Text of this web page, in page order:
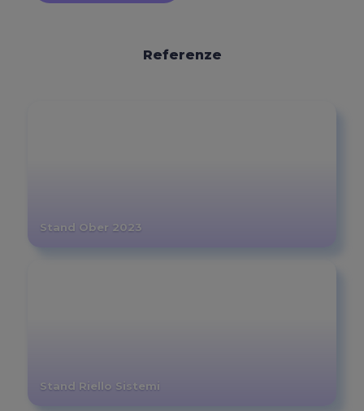
Referenze
Stand Ober 2023
Stand Riello Sistemi